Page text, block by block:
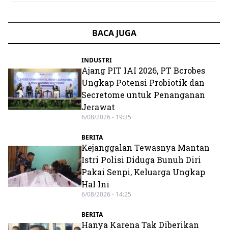
BACA JUGA
INDUSTRI
Ajang PIT IAI 2026, PT Bcrobes
Ungkap Potensi Probiotik dan
Secretome untuk Penanganan
Jerawat
6/08/2026 - 19:35
BERITA
Kejanggalan Tewasnya Mantan
Istri Polisi Diduga Bunuh Diri
Pakai Senpi, Keluarga Ungkap
Hal Ini
6/08/2026 - 14:25
BERITA
Hanya Karena Tak Diberikan